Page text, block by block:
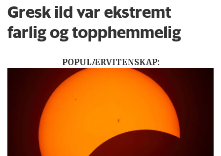
Gresk ild var ekstremt
farlig og topphemmelig
POPULÆRVITENSKAP: